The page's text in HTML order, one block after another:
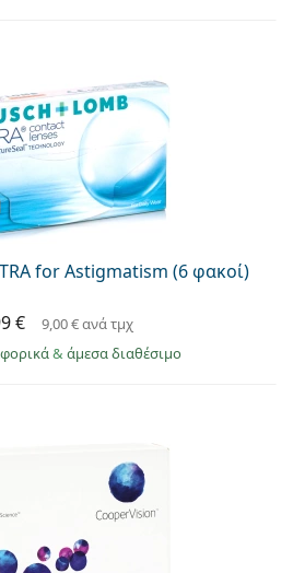
for Astigmatism (6 φακοί)
€ 9,00 €ανά τμχ
& άμεσα διαθέσιμο